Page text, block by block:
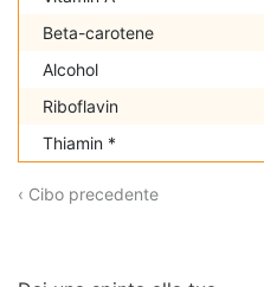
Beta-carotene
Alcohol
Riboflavin
Thiamin *
‹ Cibo precedente